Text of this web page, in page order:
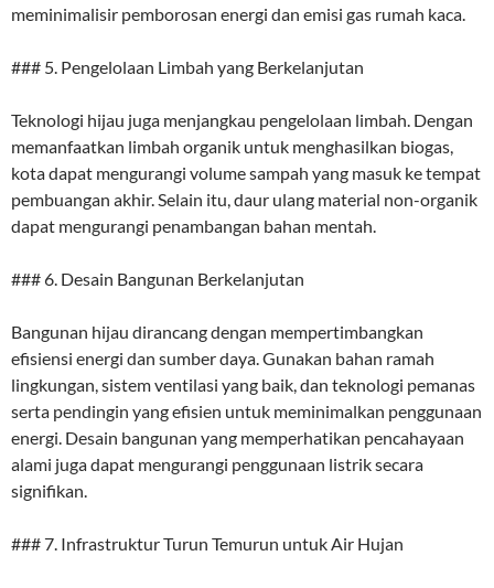
meminimalisir pemborosan energi dan emisi gas rumah kaca.
### 5. Pengelolaan Limbah yang Berkelanjutan
Teknologi hijau juga menjangkau pengelolaan limbah. Dengan
memanfaatkan limbah organik untuk menghasilkan biogas,
kota dapat mengurangi volume sampah yang masuk ke tempat
pembuangan akhir. Selain itu, daur ulang material non-organik
dapat mengurangi penambangan bahan mentah.
### 6. Desain Bangunan Berkelanjutan
Bangunan hijau dirancang dengan mempertimbangkan
efisiensi energi dan sumber daya. Gunakan bahan ramah
lingkungan, sistem ventilasi yang baik, dan teknologi pemanas
serta pendingin yang efisien untuk meminimalkan penggunaan
energi. Desain bangunan yang memperhatikan pencahayaan
alami juga dapat mengurangi penggunaan listrik secara
signifikan.
### 7. Infrastruktur Turun Temurun untuk Air Hujan